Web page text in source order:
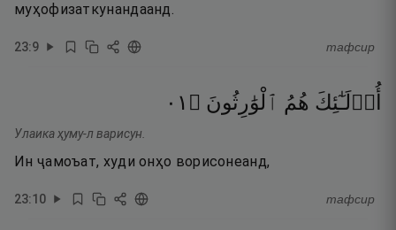
муҳофизаткунандаанд.
23:9 тафсир
أُو۟لَـٰٓئِكَ هُمُ ٱلْوَٰرِثُونَ ۝ ١٠
Улаика ҳуму-л варисун.
Ин ҷамоъат, худи онҳо ворисонеанд,
23:10 тафсир